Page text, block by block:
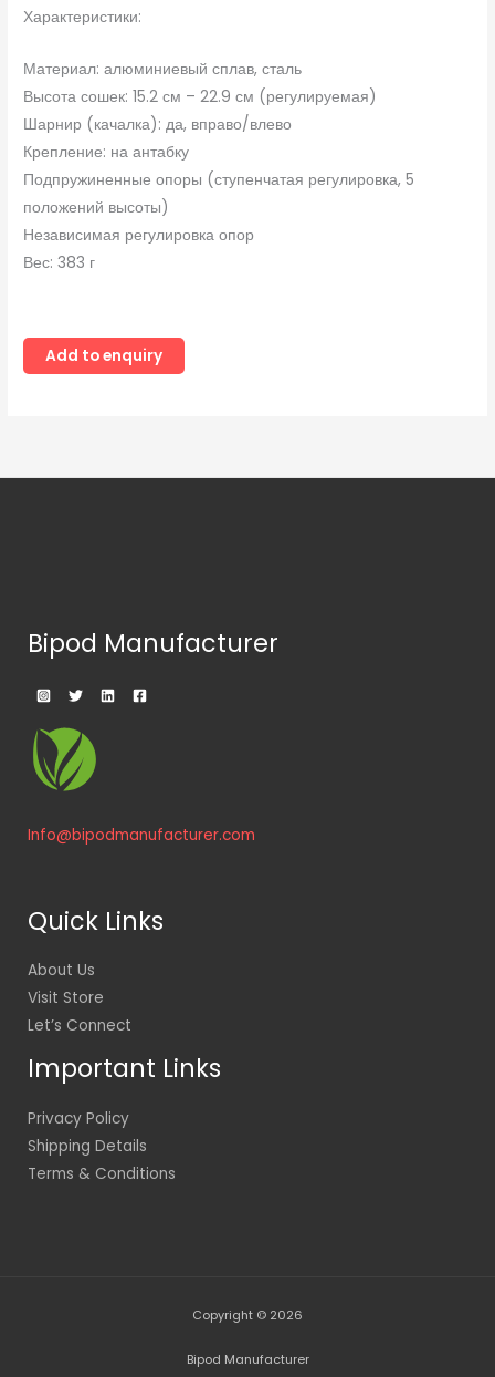
Характеристики:
Материал: алюминиевый сплав, сталь
Высота сошек: 15.2 см – 22.9 см (регулируемая)
Шарнир (качалка): да, вправо/влево
Крепление: на антабку
Подпружиненные опоры (ступенчатая регулировка, 5
положений высоты)
Независимая регулировка опор
Вес: 383 г
Bipod Manufacturer
Info@bipodmanufacturer.com
Quick Links
About Us
Visit Store
Let’s Connect
Important Links
Privacy Policy
Shipping Details
Terms & Conditions
Copyright © 2026
Bipod Manufacturer